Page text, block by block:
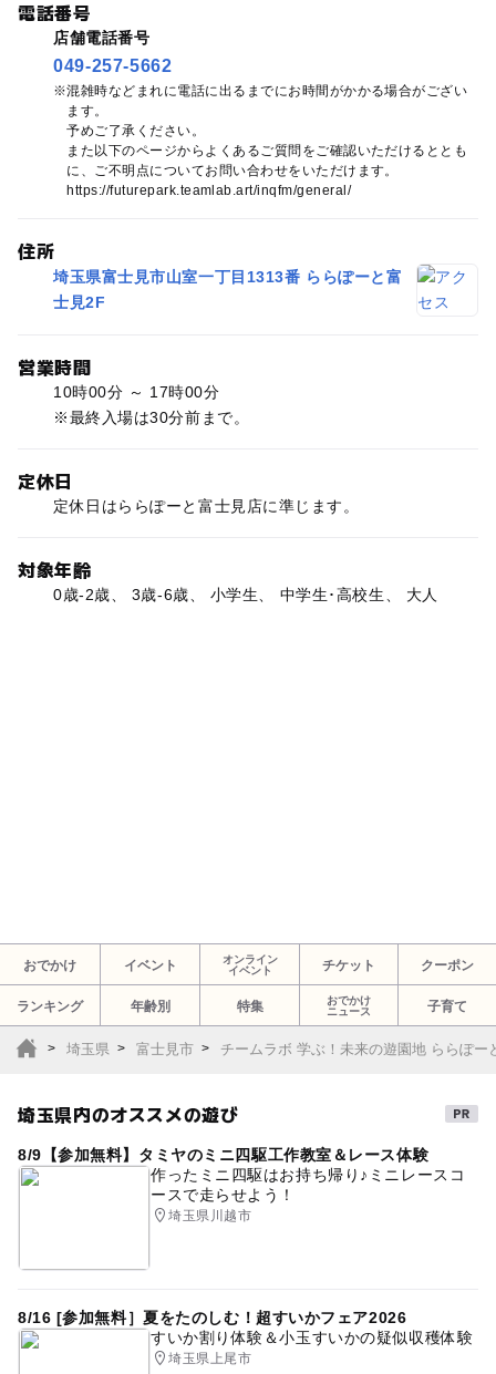
電話番号
店舗電話番号
049-257-5662
混雑時などまれに電話に出るまでにお時間がかかる場合がござい
ます。
予めご了承ください。
また以下のページからよくあるご質問をご確認いただけるととも
に、ご不明点についてお問い合わせをいただけます。
https://futurepark.teamlab.art/inqfm/general/
住所
埼玉県富士見市山室一丁目1313番 ららぽーと富
士見2F
営業時間
10時00分 ～ 17時00分
※最終入場は30分前まで。
定休日
定休日はららぽーと富士見店に準じます。
対象年齢
0歳-2歳、 3歳-6歳、 小学生、 中学生･高校生、 大人
おでかけ イベント
オンライン
イベント
チケット クーポン
ランキング 年齢別 特集
おでかけ
ニュース
子育て
埼玉県 富士見市 チームラボ 学ぶ！未来の遊園地 ららぽー
埼玉県内のオススメの遊び
8/9【参加無料】タミヤのミニ四駆工作教室＆レース体験
作ったミニ四駆はお持ち帰り♪ミニレースコ
ースで走らせよう！
埼玉県川越市
8/16 [参加無料］夏をたのしむ！超すいかフェア2026
すいか割り体験＆小玉すいかの疑似収穫体験
埼玉県上尾市